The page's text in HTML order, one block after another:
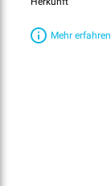
Mehr erfahren